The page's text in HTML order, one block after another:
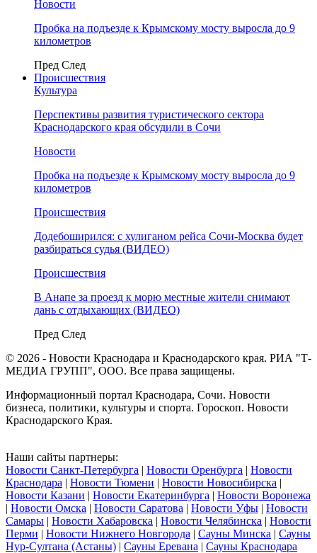
Новости
Пробка на подъезде к Крымскому мосту выросла до 9
километров
Пред След
Происшествия
Культура
Перспективы развития туристического сектора
Краснодарского края обсудили в Сочи
Новости
Пробка на подъезде к Крымскому мосту выросла до 9
километров
Происшествия
Додебоширился: с хулиганом рейса Сочи-Москва будет
разбираться судья (ВИДЕО)
Происшествия
В Анапе за проезд к морю местные жители снимают
дань с отдыхающих (ВИДЕО)
Пред След
© 2026 - Новости Краснодара и Краснодарского края. РИА "Т-
МЕДИА ГРУПП", ООО. Все права защищены.
Информационный портал Краснодара, Сочи. Новости
бизнеса, политики, культуры и спорта. Гороскоп. Новости
Краснодарского Края.
Наши сайты партнеры:
Новости Санкт-Петербурга | Новости Оренбурга | Новости
Краснодара | Новости Тюмени | Новости Новосибирска |
Новости Казани | Новости Екатеринбурга | Новости Воронежа
| Новости Омска | Новости Саратова | Новости Уфы | Новости
Самары | Новости Хабаровска | Новости Челябинска | Новости
Перми | Новости Нижнего Новгорода | Сауны Минска | Сауны
Нур-Султана (Астаны) | Сауны Еревана | Сауны Краснодара